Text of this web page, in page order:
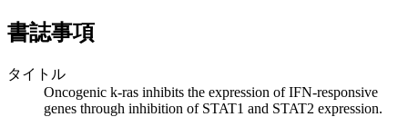
書誌事項
タイトル
Oncogenic k-ras inhibits the expression of IFN-responsive
genes through inhibition of STAT1 and STAT2 expression.